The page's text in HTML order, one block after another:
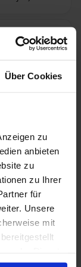
Über Cookies
zu
anbieten
zu
zu Ihrer
für
Unsere
mit
toevoegen